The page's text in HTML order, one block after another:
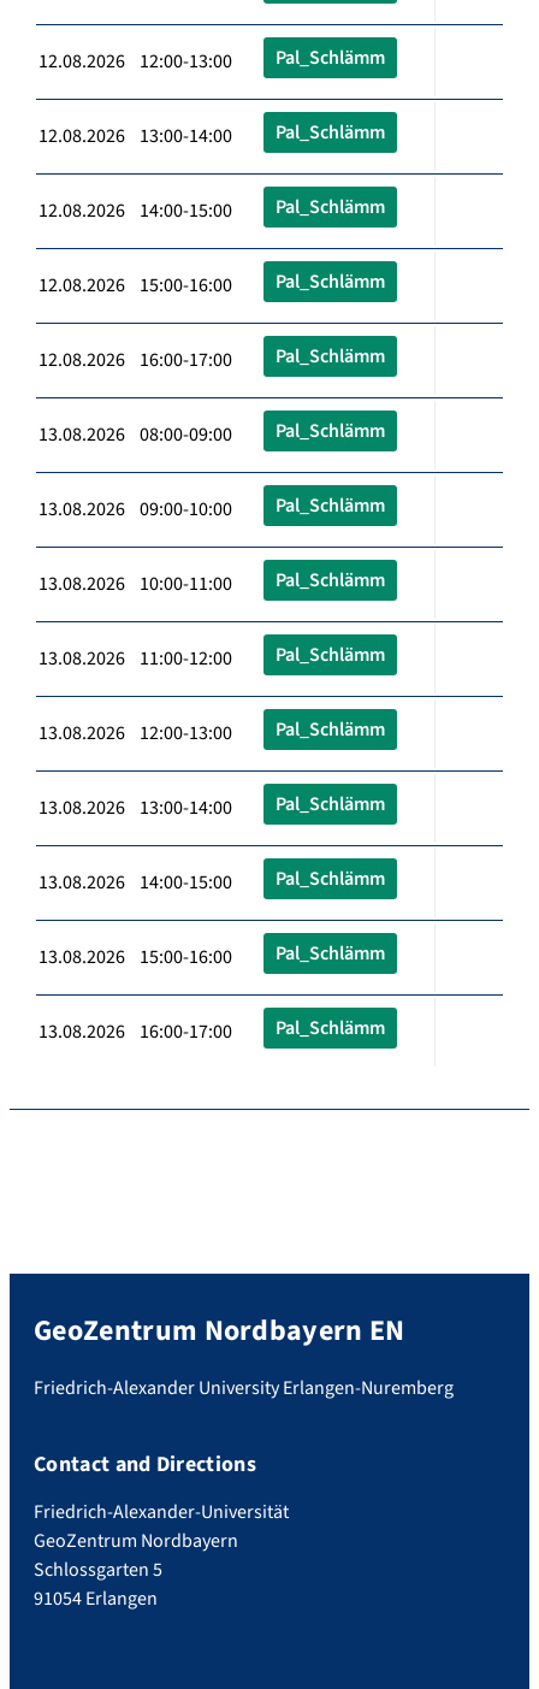
12.08.2026 12:00-13:00 Pal_Schlämm
12.08.2026 13:00-14:00 Pal_Schlämm
12.08.2026 14:00-15:00 Pal_Schlämm
12.08.2026 15:00-16:00 Pal_Schlämm
12.08.2026 16:00-17:00 Pal_Schlämm
13.08.2026 08:00-09:00 Pal_Schlämm
13.08.2026 09:00-10:00 Pal_Schlämm
13.08.2026 10:00-11:00 Pal_Schlämm
13.08.2026 11:00-12:00 Pal_Schlämm
13.08.2026 12:00-13:00 Pal_Schlämm
13.08.2026 13:00-14:00 Pal_Schlämm
13.08.2026 14:00-15:00 Pal_Schlämm
13.08.2026 15:00-16:00 Pal_Schlämm
13.08.2026 16:00-17:00 Pal_Schlämm
GeoZentrum Nordbayern EN
Friedrich-Alexander University Erlangen-Nuremberg
Contact and Directions
Friedrich-Alexander-Universität
GeoZentrum Nordbayern
Schlossgarten 5
91054 Erlangen